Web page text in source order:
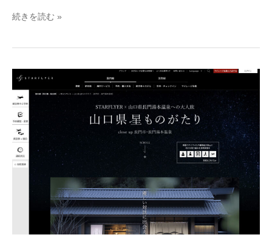
ご
用
間
延
長
の
お
知
ら
せ
続きを読む »
門
湯
本
NEWS：
STARFLYER
長